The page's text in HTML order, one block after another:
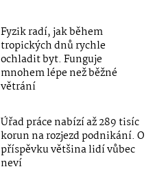
Fyzik radí, jak během
tropických dnů rychle
ochladit byt. Funguje
mnohem lépe než běžné
větrání
Úřad práce nabízí až 289 tisíc
korun na rozjezd podnikání. O
příspěvku většina lidí vůbec
neví